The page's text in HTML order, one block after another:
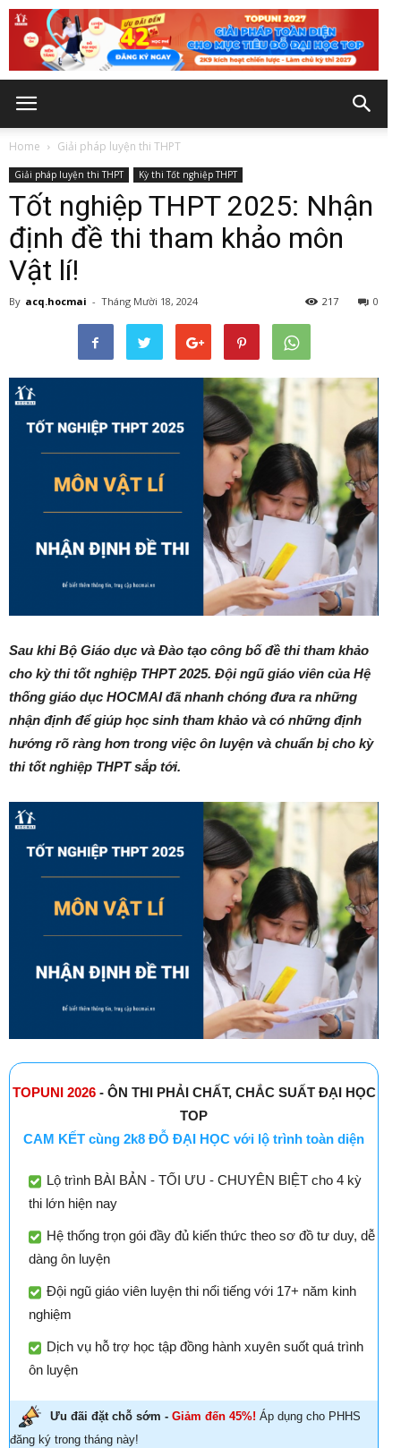
Home Giải pháp luyện thi THPT
Giải pháp luyện thi THPT Kỳ thi Tốt nghiệp THPT
Tốt nghiệp THPT 2025: Nhận
định đề thi tham khảo môn
Vật lí!
By acq.hocmai - Tháng Mười 18, 2024 0
217
Sau khi Bộ Giáo dục và Đào tạo công bố đề thi tham khảo
cho kỳ thi tốt nghiệp THPT 2025. Đội ngũ giáo viên của Hệ
thống giáo dục HOCMAI đã nhanh chóng đưa ra những
nhận định để giúp học sinh tham khảo và có những định
hướng rõ ràng hơn trong việc ôn luyện và chuẩn bị cho kỳ
thi tốt nghiệp THPT sắp tới.
TOPUNI 2026- ÔN THI PHẢI CHẤT, CHẮC SUẤT ĐẠI HỌC
TOP
CAM KẾT cùng 2k8 ĐỖ ĐẠI HỌC với lộ trình toàn diện
Lộ trình BÀI BẢN - TỐI ƯU - CHUYÊN BIỆT cho 4 kỳ
thi lớn hiện nay
Hệ thống trọn gói đầy đủ kiến thức theo sơ đồ tư duy, dễ
dàng ôn luyện
Đội ngũ giáo viên luyện thi nổi tiếng với 17+ năm kinh
nghiệm
Dịch vụ hỗ trợ học tập đồng hành xuyên suốt quá trình
ôn luyện
Ưu đãi đặt chỗ sớm - Giảm đến 45%! Áp dụng cho PHHS
đăng ký trong tháng này!